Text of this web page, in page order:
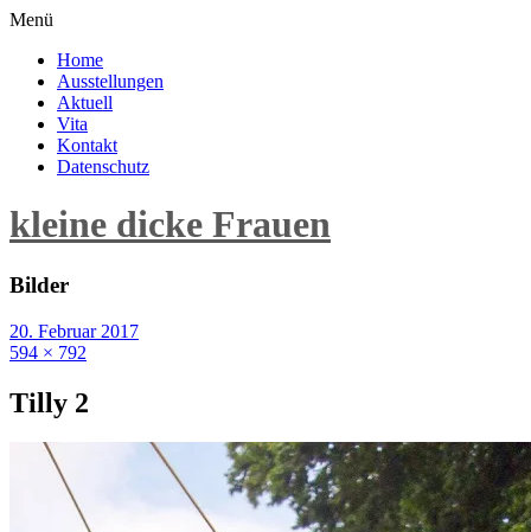
Menü
Home
Ausstellungen
Aktuell
Vita
Kontakt
Datenschutz
kleine dicke Frauen
Bilder
20. Februar 2017
594 × 792
Tilly 2